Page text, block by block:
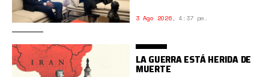
3 Ago 2026, 4:37 pm.
LA GUERRA ESTÁ HERIDA DE
MUERTE